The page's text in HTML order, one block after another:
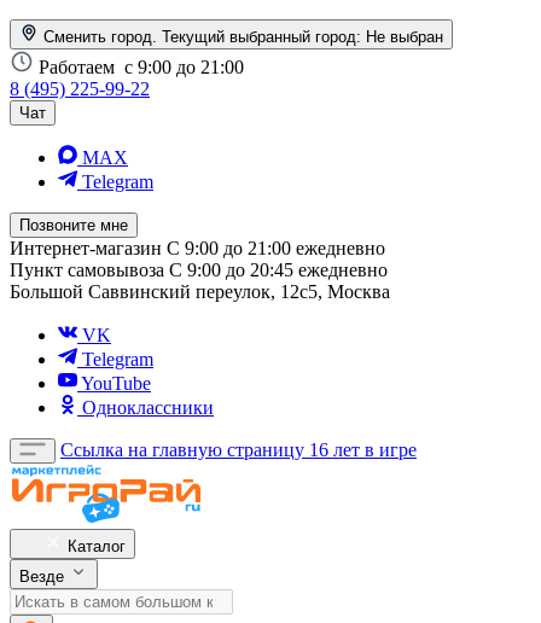
Сменить город. Текущий выбранный город: Не выбран
Работаем с 9:00 до 21:00
8 (495) 225-99-22
Чат
MAX
Telegram
Позвоните мне
Интернет-магазин С 9:00 до 21:00 ежедневно
Пункт самовывоза С 9:00 до 20:45 ежедневно
Большой Саввинский переулок, 12с5, Москва
VK
Telegram
YouTube
Одноклассники
Ссылка на главную страницу 16 лет в игре
Каталог
Везде